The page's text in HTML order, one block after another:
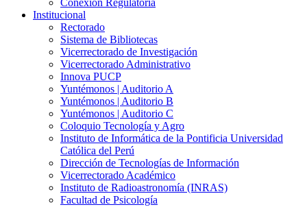
Conexión Regulatoria
Institucional
Rectorado
Sistema de Bibliotecas
Vicerrectorado de Investigación
Vicerrectorado Administrativo
Innova PUCP
Yuntémonos | Auditorio A
Yuntémonos | Auditorio B
Yuntémonos | Auditorio C
Coloquio Tecnología y Agro
Instituto de Informática de la Pontificia Universidad
Católica del Perú
Dirección de Tecnologías de Información
Vicerrectorado Académico
Instituto de Radioastronomía (INRAS)
Facultad de Psicología